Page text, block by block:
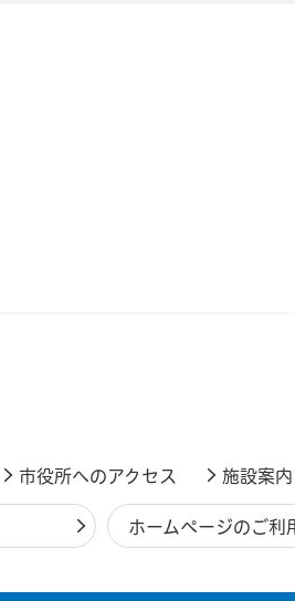
市役所へのアクセス 施設案内
ホームページのご利